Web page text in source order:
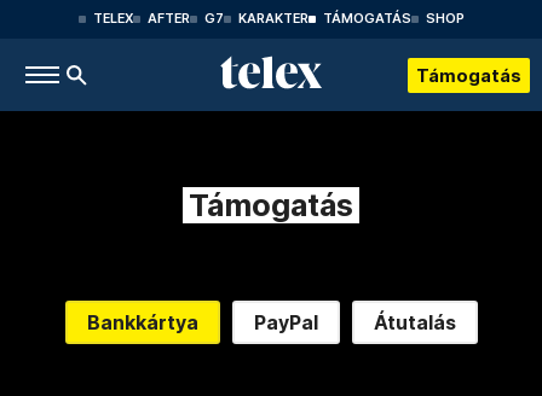
TELEX AFTER G7 KARAKTER TÁMOGATÁS SHOP
Támogatás
Támogatás
Bankkártya PayPal Átutalás